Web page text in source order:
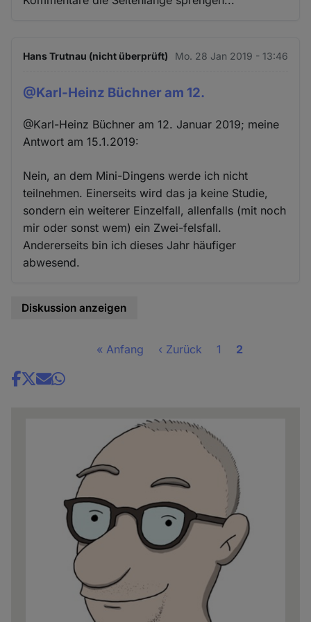
Hans Trutnau (nicht überprüft) Mo. 28 Jan 2019 - 13:46
@Karl-Heinz Büchner am 12.
@Karl-Heinz Büchner am 12. Januar 2019; meine
Antwort am 15.1.2019:
Nein, an dem Mini-Dingens werde ich nicht
teilnehmen. Einerseits wird das ja keine Studie,
sondern ein weiterer Einzelfall, allenfalls (mit noch
mir oder sonst wem) ein Zwei-felsfall.
Andererseits bin ich dieses Jahr häufiger
abwesend.
Diskussion anzeigen
Erste
« Anfang
Vorherige
‹ Zurück Seite
1 Seite
2
Share